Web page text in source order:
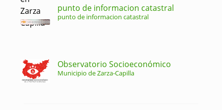
punto de informacion catastral
punto de informacion catastral
Observatorio Socioeconómico
Municipio de Zarza-Capilla